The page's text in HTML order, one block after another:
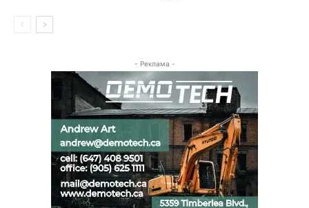
- Реклама -